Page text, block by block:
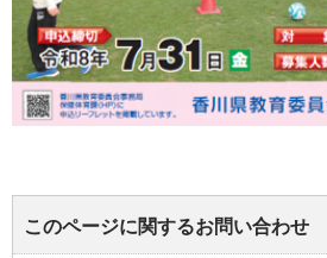
このページに関するお問い合わせ